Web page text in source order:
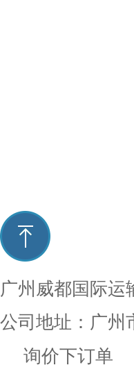
广州威都国际运
公司地址：广州
询价下订单